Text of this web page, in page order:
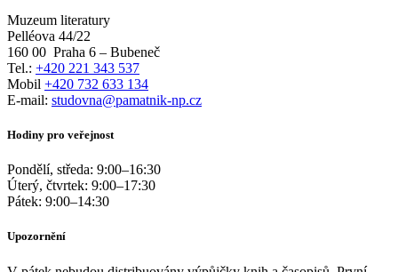
Muzeum literatury
Pelléova 44/22
160 00 Praha 6 – Bubeneč
Tel.: +420 221 343 537
Mobil +420 732 633 134
E-mail: studovna@pamatnik-np.cz
Hodiny pro veřejnost
Pondělí, středa: 9:00–16:30
Úterý, čtvrtek: 9:00–17:30
Pátek: 9:00–14:30
Upozornění